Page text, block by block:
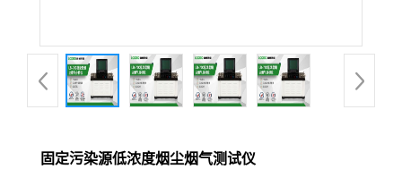
品
厅
固定污染源低浓度烟尘烟气测试仪